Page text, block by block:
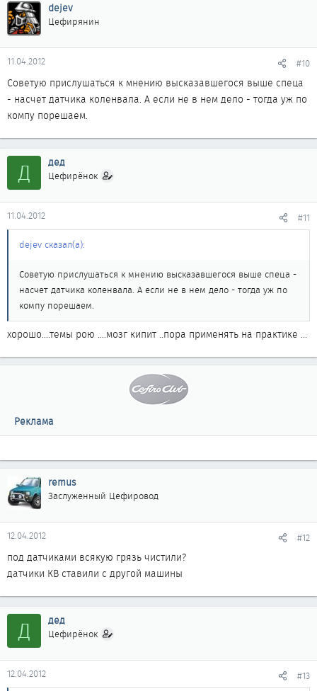
dejev
Цефирянин
11.04.2012 #10
Советую прислушаться к мнению высказавшегося выше спеца
- насчет датчика коленвала. А если не в нем дело - тогда уж по
компу порешаем.
Д дед
Цефирёнок
11.04.2012 #11
dejev сказал(а):
Советую прислушаться к мнению высказавшегося выше спеца -
насчет датчика коленвала. А если не в нем дело - тогда уж по
компу порешаем.
хорошо....темы рою ....мозг кипит ..пора применять на практике ...
Реклама
remus
Заслуженный Цефировод
12.04.2012 #12
под датчиками всякую грязь чистили?
датчики КВ ставили с другой машины
Д дед
Цефирёнок
12.04.2012 #13